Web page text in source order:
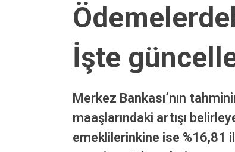
İşte
Merkez Bankası’nın
maaşlarındaki artışı
emeklilerinkine ise %16,81